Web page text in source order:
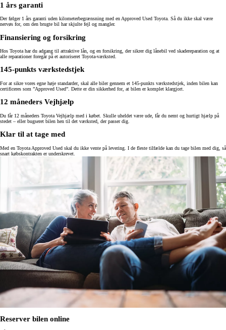
1 års garanti
Der følger 1 års garanti uden kilometerbegrænsning med en Approved Used Toyota. Så du ikke skal være
nervøs for, om den brugte bil har skjulte fejl og mangler.
Finansiering og forsikring
Hos Toyota har du adgang til attraktive lån, og en forsikring, der sikrer dig lånebil ved skadereparation og at
alle reparationer foregår på et autoriseret Toyota-værksted.
145-punkts værkstedstjek
For at sikre vores egne høje standarder, skal alle biler gennem et 145-punkts værkstedstjek, inden bilen kan
certificeres som ”Approved Used”. Dette er din sikkerhed for, at bilen er komplet klargjort.
12 måneders Vejhjælp
Du får 12 måneders Toyota Vejhjælp med i købet. Skulle uheldet være ude, får du nemt og hurtigt hjælp på
stedet – eller bugseret bilen hen til det værksted, der passer dig.
Klar til at tage med
Med en Toyota Approved Used skal du ikke vente på levering. I de fleste tilfælde kan du tage bilen med dig, så
snart købskontrakten er underskrevet.
Reserver bilen online